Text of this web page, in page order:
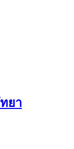
ยา